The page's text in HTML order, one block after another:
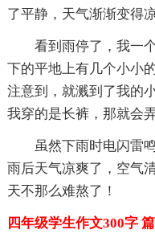
了平静，天气渐渐变得凉
看到雨停了，我一
下的平地上有几个小小
注意到，就溅到了我的
我穿的是长裤，那就会
虽然下雨时电闪雷
雨后天气凉爽了，空气
天不那么难熬了！
四年级学生作文300字